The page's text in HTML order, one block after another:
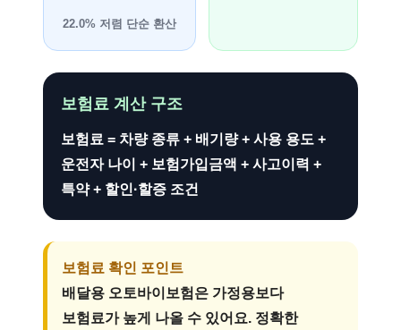
22.0% 저렴 단순 환산
보험료 계산 구조
보험료 = 차량 종류 + 배기량 + 사용 용도 +
운전자 나이 + 보험가입금액 + 사고이력 +
특약 + 할인·할증 조건
보험료 확인 포인트
배달용 오토바이보험은 가정용보다
보험료가 높게 나올 수 있어요. 정확한